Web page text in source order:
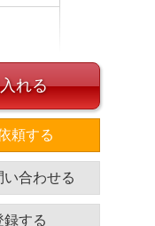
袖丈
れる
頼する
い合わせる
録する